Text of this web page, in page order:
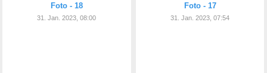
Foto - 18
31. Jan. 2023, 08:00
Foto - 17
31. Jan. 2023, 07:54